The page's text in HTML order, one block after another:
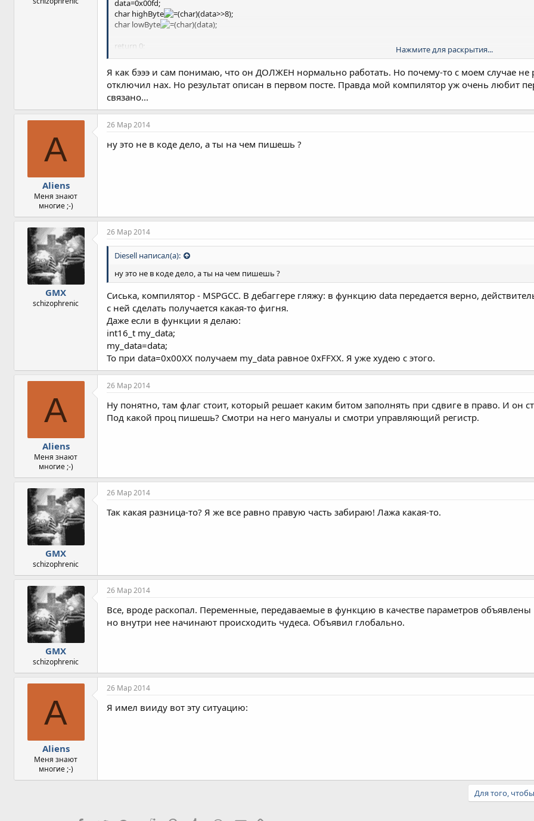
data=0x00fd;
char highByte
char)(data>>8);
char lowByte
char)(data);
return 0;
}
результат
highByte 0x00 '\0' char
lowByte 0xfd 'э' char
код нормально работает.
Нажмите для раскрытия...
Я как бэээ и сам понимаю, что он ДОЛЖЕН нормально работать. Но почему-то с моем случае
отключил нах. Но результат описан в первом посте. Правда мой компилятор уж очень любит
связано...
A
Aliens
Меня знают
многие ;-)
26 Мар 2014
ну это не в коде дело, а ты на чем пишешь ?
GMX
schizophrenic
26 Мар 2014
Diesell написал(а):
ну это не в коде дело, а ты на чем пишешь ?
Сиська, компилятор - МSPGCC. В дебаггере гляжу: в функцию data передается верно,
с ней сделать получается какая-то фигня.
Даже если в функции я делаю:
int16_t my_data;
my_data=data;
То при data=0x00ХХ получаем my_data равное 0xFFХХ. Я уже худею с этого.
A
Aliens
Меня знают
многие ;-)
26 Мар 2014
Ну понятно, там флаг стоит, который решает каким битом заполнять при сдвиге в право. И он
Под какой проц пишешь? Смотри на него мануалы и смотри управляющий регистр.
GMX
schizophrenic
26 Мар 2014
Так какая разница-то? Я же все равно правую часть забираю! Лажа какая-то.
GMX
schizophrenic
26 Мар 2014
Все, вроде раскопал. Переменные, передаваемые в функцию в качестве параметров
но внутри нее начинают происходить чудеса. Объявил глобально.
A
Aliens
Меня знают
многие ;-)
26 Мар 2014
Я имел вииду вот эту ситуацию:
Для того,